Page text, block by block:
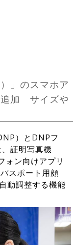
」のスマホア
追加 サイズや
）とDNPフ
証明写真機
ォン向けアプリ
スポート用顔
動調整する機能